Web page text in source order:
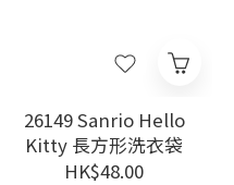
26149 Sanrio Hello
Kitty 長方形洗衣袋
HK$48.00